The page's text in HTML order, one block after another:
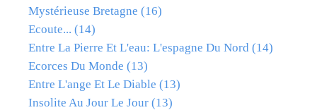
Mystérieuse Bretagne (16)
Ecoute... (14)
Entre La Pierre Et L'eau: L'espagne Du Nord (14)
Ecorces Du Monde (13)
Entre L'ange Et Le Diable (13)
Insolite Au Jour Le Jour (13)